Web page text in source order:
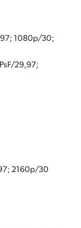
1080p/30;
29,97;
2160p/30